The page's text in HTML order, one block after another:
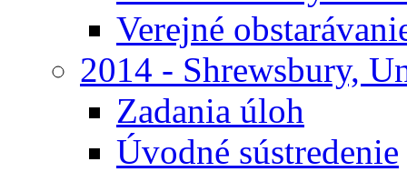
Verejné
2014 - Shrewsbury,
Zadania úloh
Úvodné sústredenie